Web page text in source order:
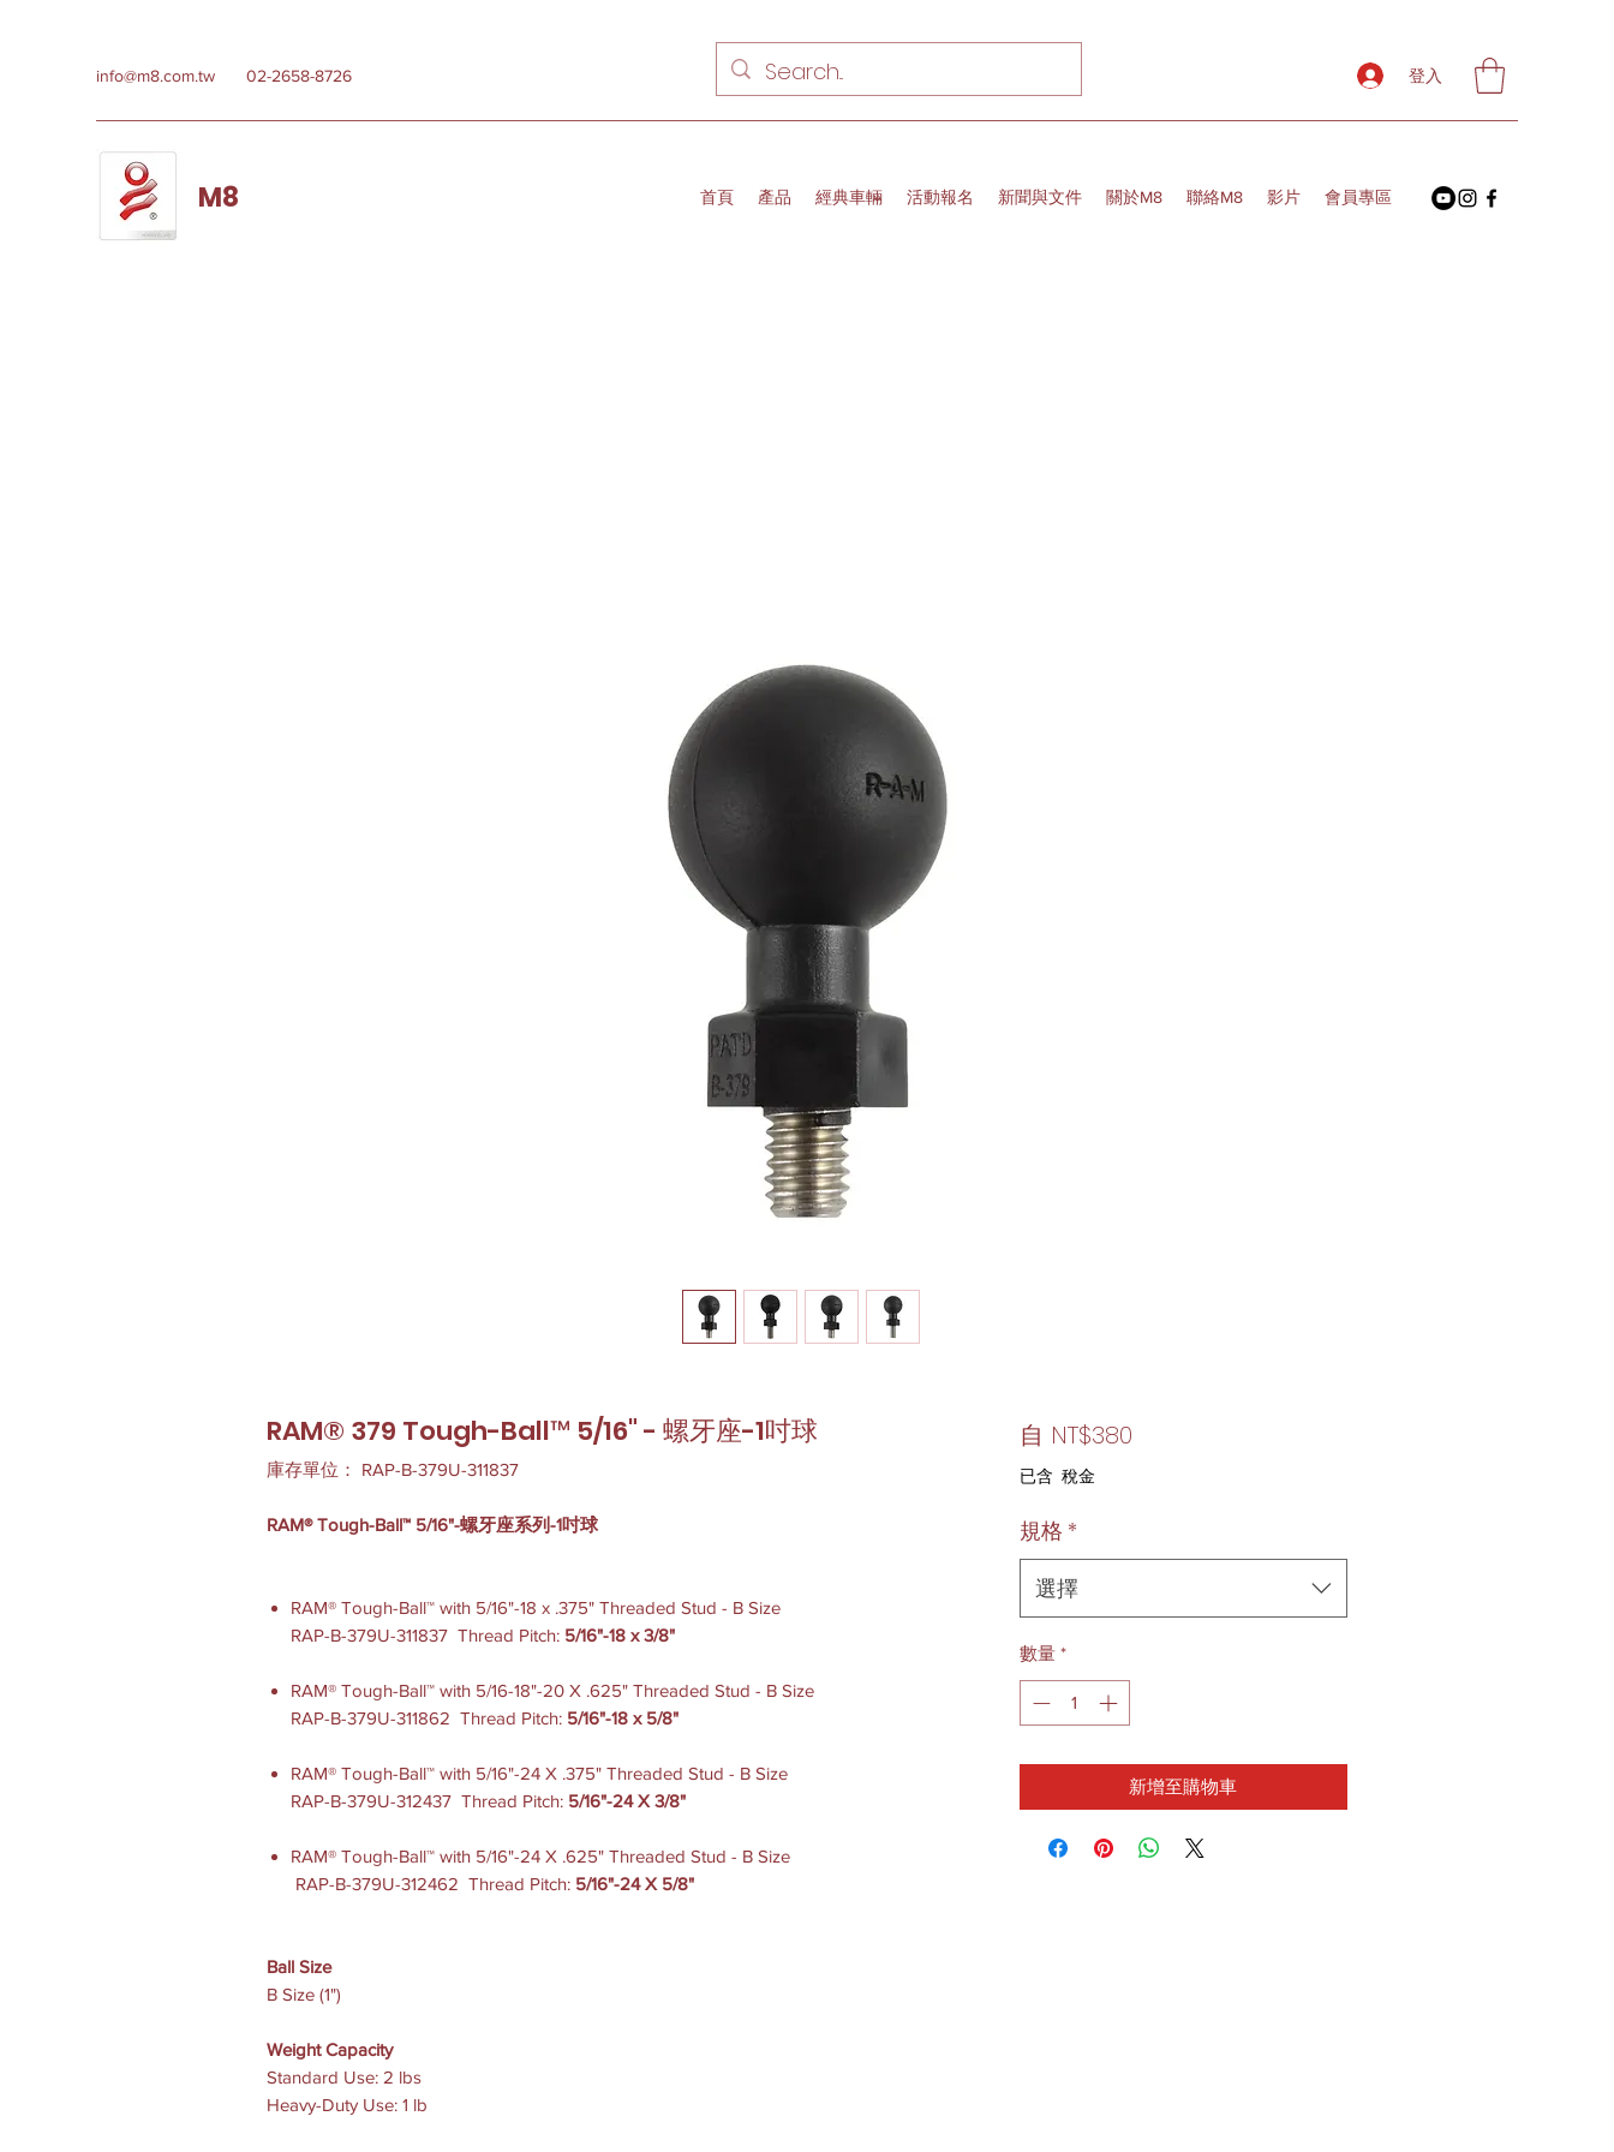
info@m8.com.tw 02-2658-8726 登入
M8 首頁 產品 經典車輛 活動報名 新聞與文件 關於M8 聯絡M8 影片 會員專區
RAM® 379 Tough-Ball™ 5/16" - 螺牙座-1吋球
庫存單位： RAP-B-379U-311837
RAM® Tough-Ball™ 5/16"-螺牙座系列-1吋球
RAM® Tough-Ball™ with 5/16"-18 x .375" Threaded Stud - B Size
RAP-B-379U-311837 Thread Pitch: 5/16"-18 x 3/8"
RAM® Tough-Ball™ with 5/16-18"-20 X .625" Threaded Stud - B Size
RAP-B-379U-311862 Thread Pitch: 5/16"-18 x 5/8"
RAM® Tough-Ball™ with 5/16"-24 X .375" Threaded Stud - B Size
RAP-B-379U-312437 Thread Pitch: 5/16"-24 X 3/8"
RAM® Tough-Ball™ with 5/16"-24 X .625" Threaded Stud - B Size
RAP-B-379U-312462 Thread Pitch: 5/16"-24 X 5/8"
Ball Size
B Size (1")
Weight Capacity
Standard Use: 2 lbs
Heavy-Duty Use: 1 lb
自 NT$380促
格
已含 稅金
規格 *
選擇
數量 *
新增至購物車